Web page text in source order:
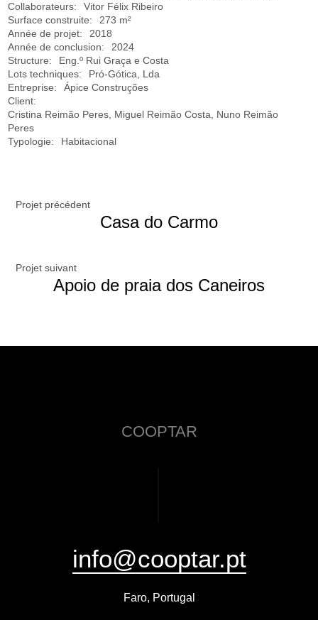
Collaborateurs:
Vitor Félix Ribeiro
Surface construite:
273 m²
Année de projet:
2018
Année de conclusion:
2024
Structure:
Eng.º Rui Graça e Costa
Lots techniques:
Pró-Gótica, Lda
Entreprise:
Ápice Construções
Client:
Cristina Reimão Peres, Miguel Reimão Costa, Nuno Reimão
Peres
Typologie:
Habitacional
Projet précédent
Casa do Carmo
Projet suivant
Apoio de praia dos Caneiros
COOPTAR
info@cooptar.pt
Faro, Portugal